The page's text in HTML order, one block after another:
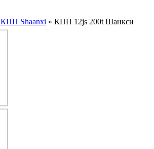
КПП Shaanxi » КПП 12js 200t Шанкси